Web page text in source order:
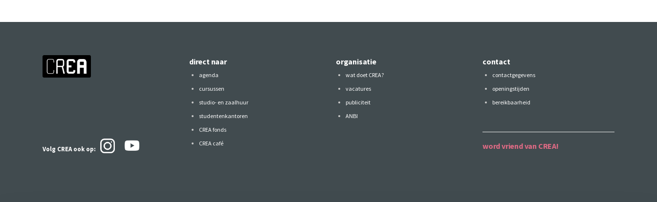
Volg CREA ook op:
direct naar
agenda
cursussen
studio- en zaalhuur
studentenkantoren
CREA fonds
CREA café
organisatie
wat doet CREA?
vacatures
publiciteit
ANBI
contact
contactgegevens
openingstijden
bereikbaarheid
word vriend van CREA!